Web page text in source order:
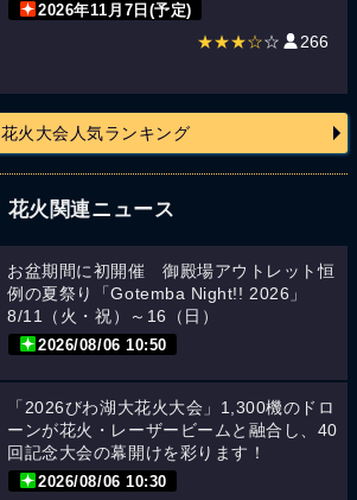
2026年11月7日(予定)
★★★☆☆ 266
花火大会人気ランキング
花火関連ニュース
お盆期間に初開催 御殿場アウトレット恒
例の夏祭り「Gotemba Night!! 2026」
8/11（火・祝）～16（日）
2026/08/06 10:50
「2026びわ湖大花火大会」1,300機のドロ
ーンが花火・レーザービームと融合し、40
回記念大会の幕開けを彩ります！
2026/08/06 10:30